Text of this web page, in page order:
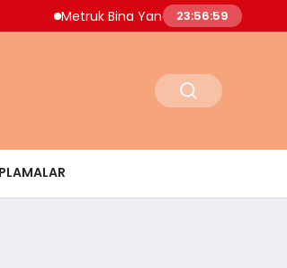
Metruk Bina Yangını Adnan Menderes
23:57:00